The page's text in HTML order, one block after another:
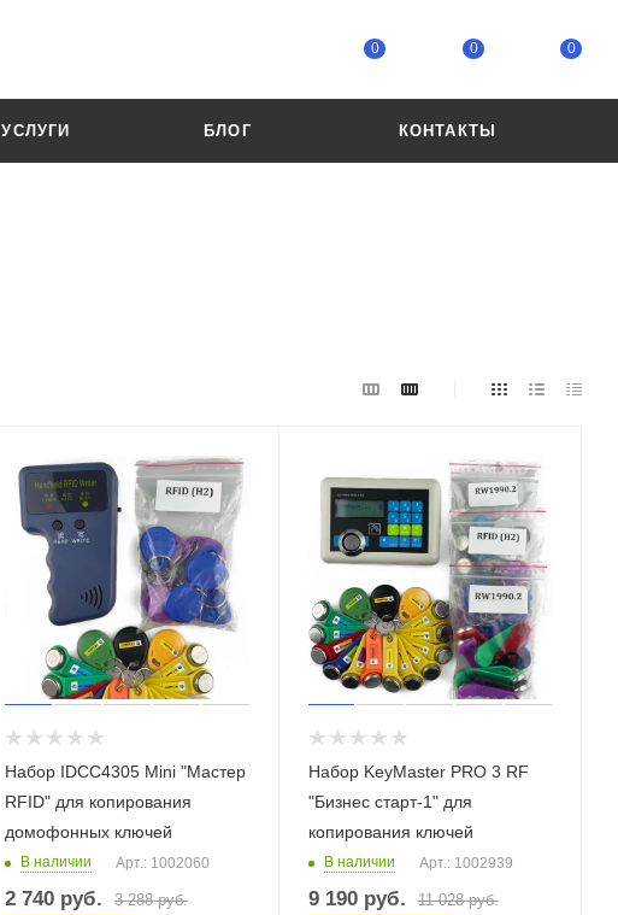
0 0 0
УСЛУГИ БЛОГ КОНТАКТЫ
Набор IDCC4305 Mini "Мастер
RFID" для копирования
домофонных ключей
В наличии Арт.: 1002060
2 740 руб. 3 288руб.
Набор KeyMaster PRO 3 RF
"Бизнес старт-1" для
копирования ключей
В наличии Арт.: 1002939
9 190руб. 11 028руб.